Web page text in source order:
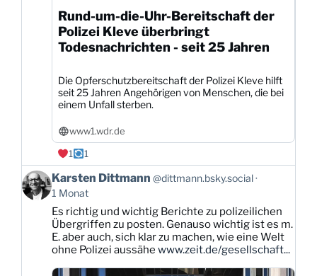
Rund-um-die-Uhr-Bereitschaft der
Polizei Kleve überbringt
Todesnachrichten - seit 25 Jahren
Die Opferschutzbereitschaft der Polizei Kleve hilft
seit 25 Jahren Angehörigen von Menschen, die bei
einem Unfall sterben.
www1.wdr.de
1
1
Beitrag
von
Karsten
Dittmann
Bluesky
ansehen
Karsten Dittmann @dittmann.bsky.social
1 Monat
Es richtig und wichtig Berichte zu polizeilichen
Übergriffen zu posten. Genauso wichtig ist es m.
E. aber auch, sich klar zu machen, wie eine Welt
ohne Polizei aussähe www.zeit.de/gesellschaft...